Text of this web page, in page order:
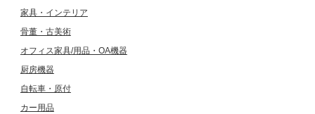
家具・インテリア
骨董・古美術
オフィス家具/用品・OA機器
厨房機器
自転車・原付
カー用品